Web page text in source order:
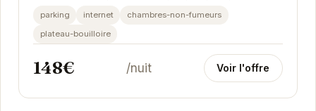
cœur historique d'Honfleur. Chaque chambre est...
parking internet
chambres-non-fumeurs
plateau-bouilloire
148€ /nuit Voir l'offre